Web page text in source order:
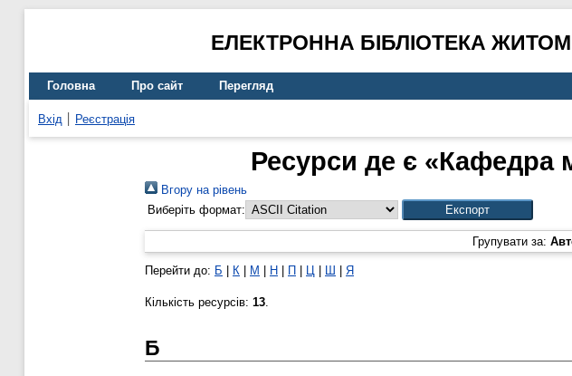
ЕЛЕКТРОННА БІБЛІОТЕКА
Головна Про сайт Перегляд
Вхід Реєстрація
Ресурси де є «Кафедра
Вгору на рівень
Виберіть формат:
Групувати за:
Перейти до: Б К М Н П Ц Ш Я
Кількість ресурсів: 13.
Б